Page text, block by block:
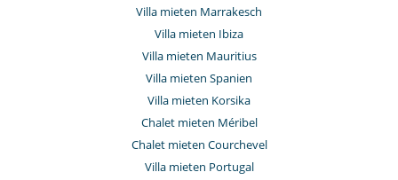
Villa mieten Marrakesch
Villa mieten Ibiza
Villa mieten Mauritius
Villa mieten Spanien
Villa mieten Korsika
Chalet mieten Méribel
Chalet mieten Courchevel
Villa mieten Portugal